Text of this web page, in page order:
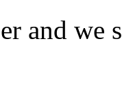
and we